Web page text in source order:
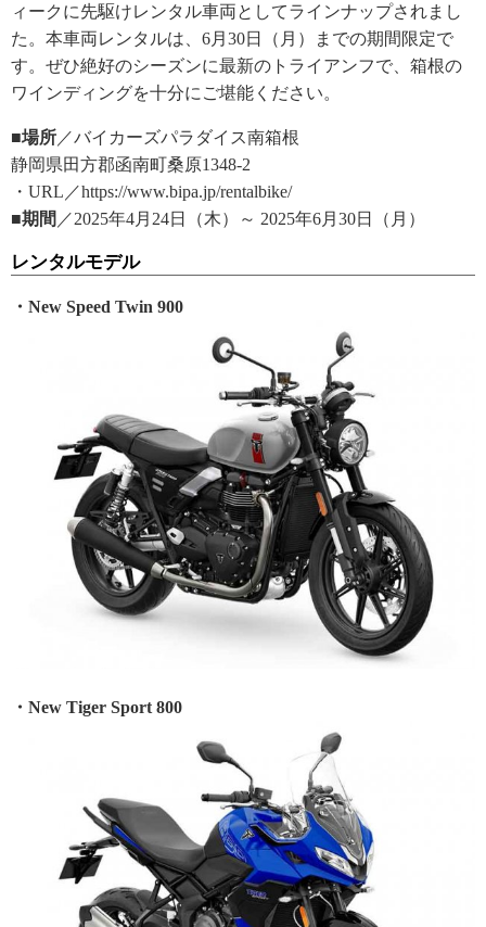
ィークに先駆けレンタル車両としてラインナップされまし
た。本車両レンタルは、6月30日（月）までの期間限定で
す。ぜひ絶好のシーズンに最新のトライアンフで、箱根の
ワインディングを十分にご堪能ください。
■場所／バイカーズパラダイス南箱根
静岡県田方郡函南町桑原1348-2
・URL／https://www.bipa.jp/rentalbike/
■期間 ／2025年4月24日（木）～ 2025年6月30日（月）
レンタルモデル
・New Speed Twin 900
・New Tiger Sport 800